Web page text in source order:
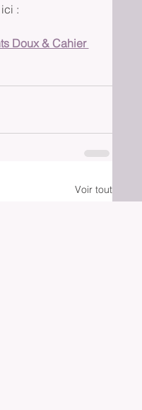
:
Doux & Cahier
Voir tout